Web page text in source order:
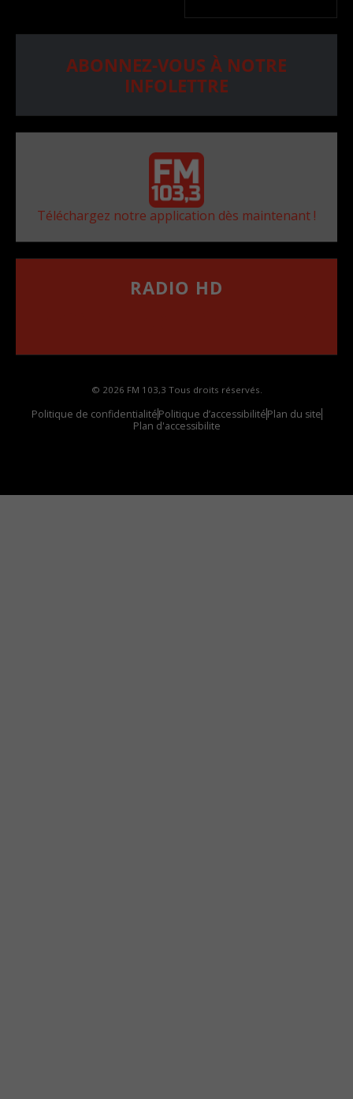
ABONNEZ-VOUS À NOTRE
INFOLETTRE
Téléchargez notre application dès maintenant !
RADIO HD
© 2026 FM 103,3 Tous droits réservés.
Politique de confidentialitéPolitique d’accessibilitéPlan du site
Plan d'accessibilite